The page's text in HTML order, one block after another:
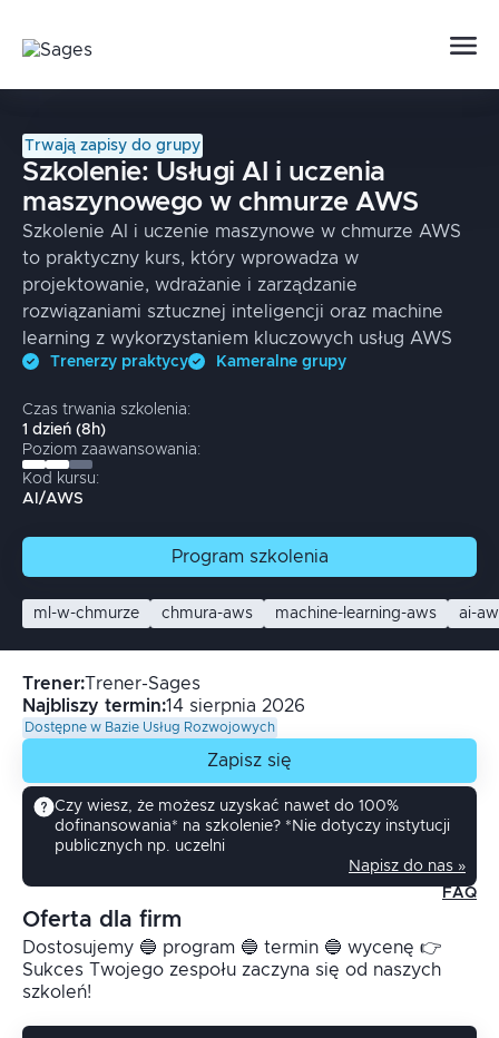
Trwają zapisy do grupy
Szkolenie: Usługi AI i uczenia
maszynowego w chmurze AWS
Szkolenie AI i uczenie maszynowe w chmurze AWS
to praktyczny kurs, który wprowadza w
projektowanie, wdrażanie i zarządzanie
rozwiązaniami sztucznej inteligencji oraz machine
learning z wykorzystaniem kluczowych usług AWS
Trenerzy praktycy Kameralne grupy
Czas trwania szkolenia:
1 dzień (8 h)
Poziom zaawansowania:
Kod kursu:
AI/AWS
Program szkolenia
ml-w-chmurze chmura-aws machine-learning-aws ai-
Trener:Trener-Sages
Najbliszy termin:14 sierpnia 2026
Dostępne w Bazie Usług Rozwojowych
Zapisz się
Czy wiesz, że możesz uzyskać nawet do 100%
dofinansowania* na szkolenie? *Nie dotyczy instytucji
publicznych np. uczelni
Napisz do nas »
FAQ
Oferta dla firm
Dostosujemy 🔵 program 🔵 termin 🔵 wycenę 👉
Sukces Twojego zespołu zaczyna się od naszych
szkoleń!